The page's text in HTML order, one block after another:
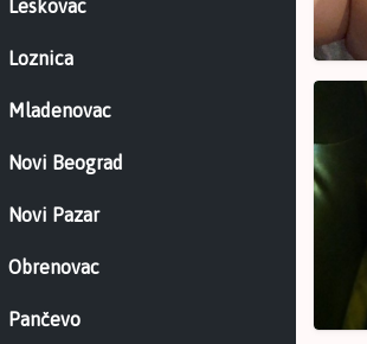
Leskovac
Loznica
Mladenovac
Novi Beograd
Novi Pazar
Obrenovac
Pančevo
41
–